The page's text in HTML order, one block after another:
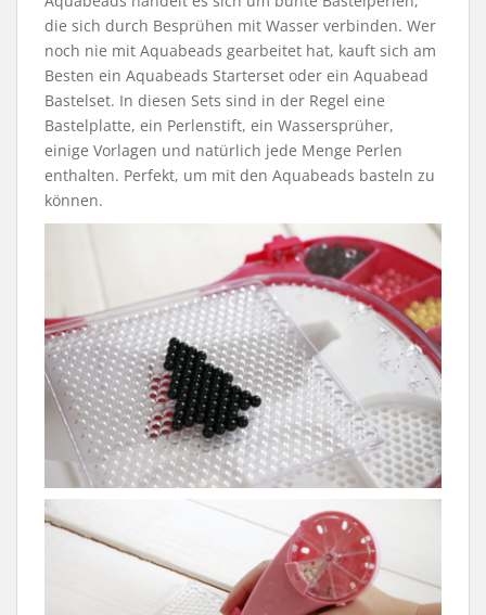
die sich durch Besprühen mit Wasser verbinden. Wer
noch nie mit Aquabeads gearbeitet hat, kauft sich am
Besten ein Aquabeads Starterset oder ein Aquabead
Bastelset. In diesen Sets sind in der Regel eine
Bastelplatte, ein Perlenstift, ein Wassersprüher,
einige Vorlagen und natürlich jede Menge Perlen
enthalten. Perfekt, um mit den Aquabeads basteln zu
können.